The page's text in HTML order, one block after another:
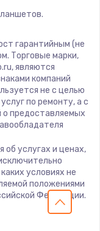
гарантийным (не
Торговые марки,
являются
компаний
не с целью
по ремонту, а с
предоставляемых
услугах и ценах,
условиях не
положениями
Федерации.